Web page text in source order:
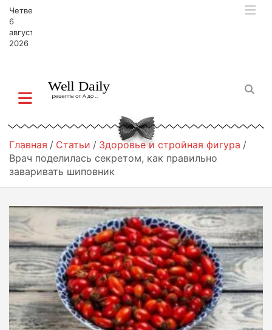
Четверг,
6
августа,
2026
Главная Статьи
Здоровье и стройная фигура
Врач поделилась секретом, как правильно
заваривать шиповник